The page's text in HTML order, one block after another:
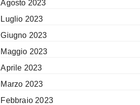
Agosto 2023
Luglio 2023
Giugno 2023
Maggio 2023
Aprile 2023
Marzo 2023
Febbraio 2023